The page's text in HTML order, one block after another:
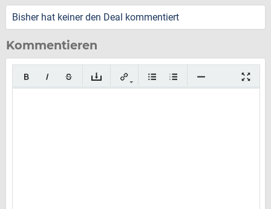
Bisher hat keiner den Deal kommentiert
Kommentieren